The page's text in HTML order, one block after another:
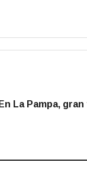
En La Pampa,